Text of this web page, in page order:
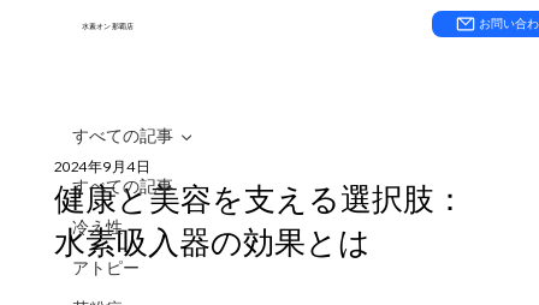
水素オン 那覇店 お問い合
すべての記事
冷え性
アトピー
すべての記事
健康と美容を支える選択肢：
水素吸入器の効果とは
2024年9月4日